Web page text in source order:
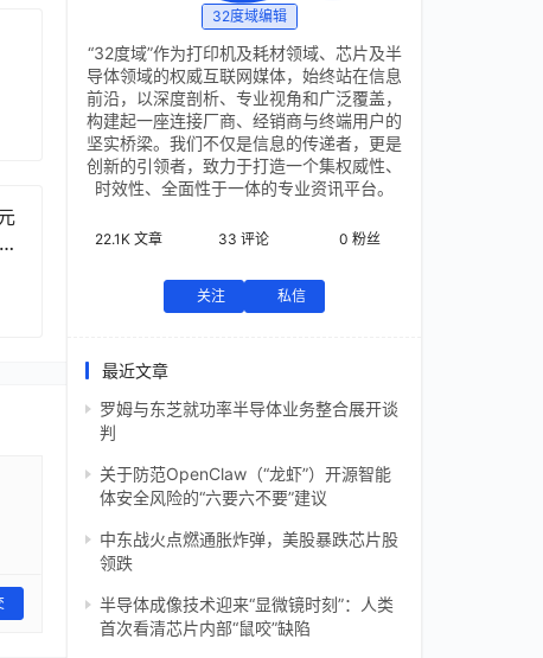
32度域编辑
“32度域”作为打印机及耗材领域、芯片及半
导体领域的权威互联网媒体，始终站在信息
前沿，以深度剖析、专业视角和广泛覆盖，
构建起一座连接厂商、经销商与终端用户的
坚实桥梁。我们不仅是信息的传递者，更是
创新的引领者，致力于打造一个集权威性、
时效性、全面性于一体的专业资讯平台。
22.1K 文章 33 评论 0 粉丝
关注 私信
最近文章
罗姆与东芝就功率半导体业务整合展开谈
判
关于防范OpenClaw（“龙虾”）开源智能
体安全风险的“六要六不要”建议
中东战火点燃通胀炸弹，美股暴跌芯片股
领跌
半导体成像技术迎来“显微镜时刻”：人类
首次看清芯片内部“鼠咬”缺陷